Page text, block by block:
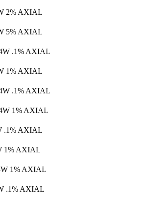
2% AXIAL
5% AXIAL
.1% AXIAL
1% AXIAL
.1% AXIAL
1% AXIAL
.1% AXIAL
1% AXIAL
1% AXIAL
.1% AXIAL